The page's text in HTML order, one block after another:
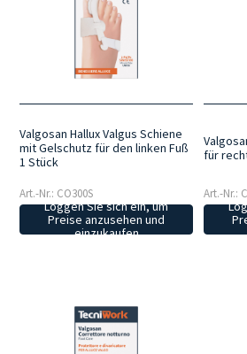
Valgosan Hallux Valgus Schiene
mit Gelschutz für den linken Fuß
1 Stück
Art.-Nr.: CO300S
Loggen Sie sich ein, um
Preise anzusehen und
einzukaufen
für
Art.-Nr.: